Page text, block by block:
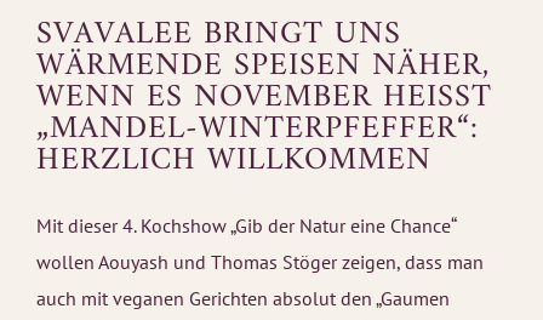
SVAVALEE BRINGT UNS
WÄRMENDE SPEISEN NÄHER,
WENN ES NOVEMBER HEISST „
MANDEL-WINTERPFEFFER“: H
ERZLICH WILLKOMMEN
Mit dieser 4. Kochshow „Gib der Natur eine Chance“
wollen Aouyash und Thomas Stöger zeigen, dass man
auch mit veganen Gerichten absolut den „Gaumen